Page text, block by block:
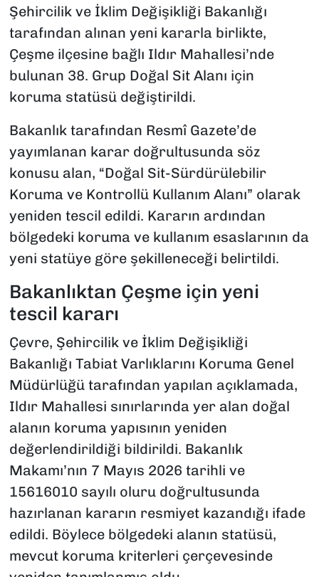
Şehircilik ve İklim Değişikliği Bakanlığı
tarafından alınan yeni kararla birlikte,
Çeşme ilçesine bağlı Ildır Mahallesi’nde
bulunan 38. Grup Doğal Sit Alanı için
koruma statüsü değiştirildi.
Bakanlık tarafından Resmî Gazete’de
yayımlanan karar doğrultusunda söz
konusu alan, “Doğal Sit-Sürdürülebilir
Koruma ve Kontrollü Kullanım Alanı” olarak
yeniden tescil edildi. Kararın ardından
bölgedeki koruma ve kullanım esaslarının da
yeni statüye göre şekilleneceği belirtildi.
Bakanlıktan Çeşme için yeni
tescil kararı
Çevre, Şehircilik ve İklim Değişikliği
Bakanlığı Tabiat Varlıklarını Koruma Genel
Müdürlüğü tarafından yapılan açıklamada,
Ildır Mahallesi sınırlarında yer alan doğal
alanın koruma yapısının yeniden
değerlendirildiği bildirildi. Bakanlık
Makamı’nın 7 Mayıs 2026 tarihli ve
15616010 sayılı oluru doğrultusunda
hazırlanan kararın resmiyet kazandığı ifade
edildi. Böylece bölgedeki alanın statüsü,
mevcut koruma kriterleri çerçevesinde